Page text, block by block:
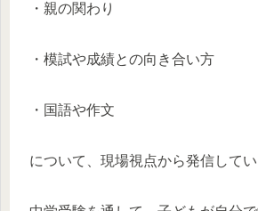
・親の関わり
・模試や成績との向き合い方
・国語や作文
について、現場視点から発信してい